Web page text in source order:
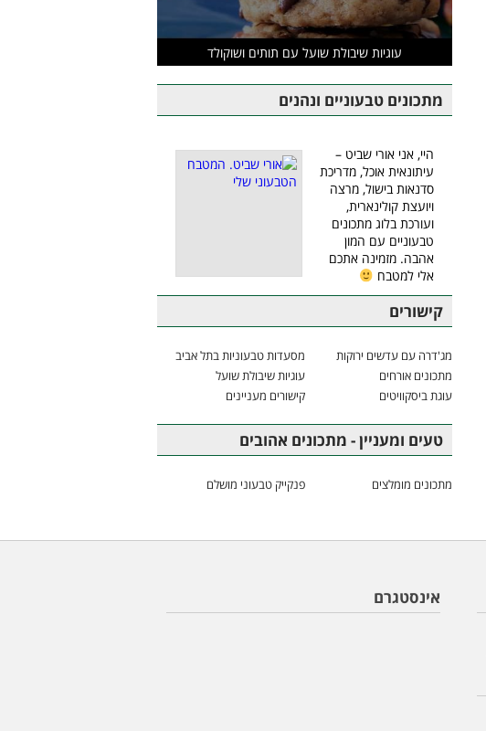
עוגיות שיבולת שועל עם תותים ושוקולד
מתכונים טבעוניים ונהנים
היי, אני אורי שביט –
עיתונאית אוכל, מדריכת
סדנאות בישול, מרצה
ויועצת קולינארית,
ועורכת בלוג מתכונים
טבעוניים עם המון
אהבה. מזמינה אתכם
אלי למטבח
קישורים
מג'דרה עם עדשים ירוקות
מסעדות טבעוניות בתל אביב
מתכונים אורחים
עוגיות שיבולת שועל
עוגת ביסקוויטים
קישורים מעניינים
טעים ומעניין - מתכונים אהובים
מתכונים מומלצים פנקייק טבעוני מושלם
אינסטגרם